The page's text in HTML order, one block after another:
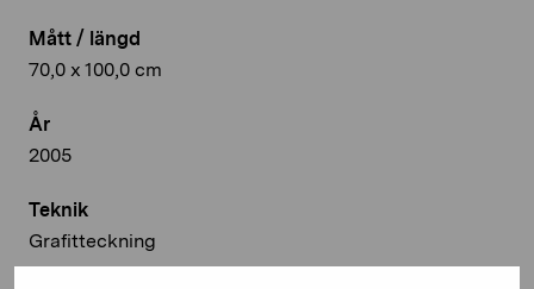
Mått / längd
70,0 x 100,0 cm
År
2005
Teknik
Grafitteckning